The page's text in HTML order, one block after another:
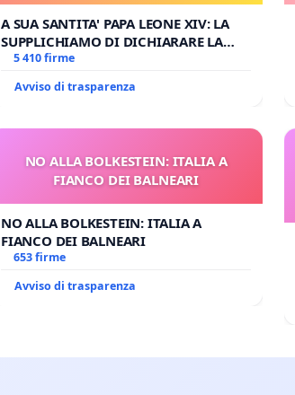
PROCESSO
A SUA SANTITA' PAPA LEONE XIV: LA
SUPPLICHIAMO DI DICHIARARE LA
SEDE IMPEDITA DI BENEDETTO XVI E/O
5 410 firme
Avviso di trasparenza
NO ALLA BOLKESTEIN: ITALIA A
FIANCO DEI BALNEARI
NO ALLA BOLKESTEIN: ITALIA A
FIANCO DEI BALNEARI
653 firme
Avviso di trasparenza